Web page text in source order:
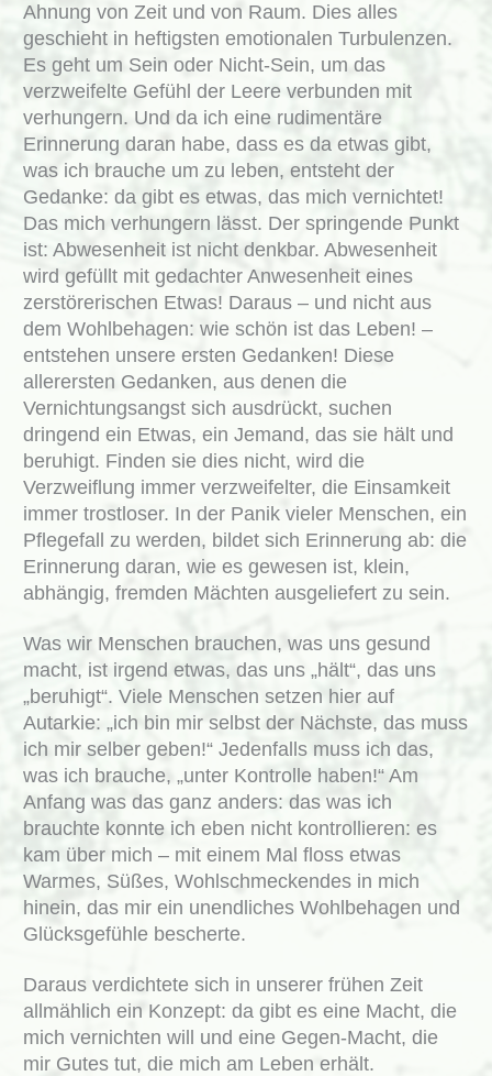
Ahnung von Zeit und von Raum. Dies alles
geschieht in heftigsten emotionalen Turbulenzen.
Es geht um Sein oder Nicht-Sein, um das
verzweifelte Gefühl der Leere verbunden mit
verhungern. Und da ich eine rudimentäre
Erinnerung daran habe, dass es da etwas gibt,
was ich brauche um zu leben, entsteht der
Gedanke: da gibt es etwas, das mich vernichtet!
Das mich verhungern lässt. Der springende Punkt
ist: Abwesenheit ist nicht denkbar. Abwesenheit
wird gefüllt mit gedachter Anwesenheit eines
zerstörerischen Etwas! Daraus – und nicht aus
dem Wohlbehagen: wie schön ist das Leben! –
entstehen unsere ersten Gedanken! Diese
allerersten Gedanken, aus denen die
Vernichtungsangst sich ausdrückt, suchen
dringend ein Etwas, ein Jemand, das sie hält und
beruhigt. Finden sie dies nicht, wird die
Verzweiflung immer verzweifelter, die Einsamkeit
immer trostloser. In der Panik vieler Menschen, ein
Pflegefall zu werden, bildet sich Erinnerung ab: die
Erinnerung daran, wie es gewesen ist, klein,
abhängig, fremden Mächten ausgeliefert zu sein.
Was wir Menschen brauchen, was uns gesund
macht, ist irgend etwas, das uns „hält“, das uns
„beruhigt“. Viele Menschen setzen hier auf
Autarkie: „ich bin mir selbst der Nächste, das muss
ich mir selber geben!“ Jedenfalls muss ich das,
was ich brauche, „unter Kontrolle haben!“ Am
Anfang was das ganz anders: das was ich
brauchte konnte ich eben nicht kontrollieren: es
kam über mich – mit einem Mal floss etwas
Warmes, Süßes, Wohlschmeckendes in mich
hinein, das mir ein unendliches Wohlbehagen und
Glücksgefühle bescherte.
Daraus verdichtete sich in unserer frühen Zeit
allmählich ein Konzept: da gibt es eine Macht, die
mich vernichten will und eine Gegen-Macht, die
mir Gutes tut, die mich am Leben erhält.